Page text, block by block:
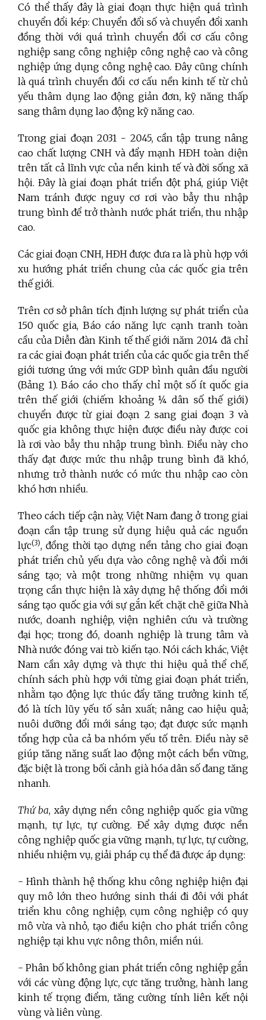
Có thể thấy đây là giai đoạn thực hiện quá trình
chuyển đổi kép: Chuyển đổi số và chuyển đổi xanh
đồng thời với quá trình chuyển đổi cơ cấu công
nghiệp sang công nghiệp công nghệ cao và công
nghiệp ứng dụng công nghệ cao.Đây cũng chính
là quá trình chuyển đổi cơ cấu nền kinh tế từ chủ
yếu thâm dụng lao động giản đơn, kỹ năng thấp
sang thâm dụng lao động kỹ năng cao.
Trong giai đoạn 2031 - 2045, cần tập trung nâng
cao chất lượng CNH và đẩy mạnh HĐH toàn diện
trên tất cả lĩnh vực của nền kinh tế và đời sống xã
hội. Đây là giai đoạn phát triển đột phá, giúp Việt
Nam tránh được nguy cơ rơi vào bẫy thu nhập
trung bình để trở thành nước phát triển, thu nhập
cao.
Các giai đoạn CNH, HĐH được đưa ra là phù hợp với
xu hướng phát triển chung của các quốc gia trên
thế giới.
Trên cơ sở phân tích định lượng sự phát triển của
150 quốc gia, Báo cáo năng lực cạnh tranh toàn
cầu của Diễn đàn Kinh tế thế giới năm 2014 đã chỉ
ra các giai đoạn phát triển của các quốc gia trên thế
giới tương ứng với mức GDP bình quân đầu người
(Bảng 1). Báo cáo cho thấy chỉ một số ít quốc gia
trên thế giới (chiếm khoảng ¼ dân số thế giới)
chuyển được từ giai đoạn 2 sang giai đoạn 3 và
quốc gia không thực hiện được điều này được coi
là rơi vào bẫy thu nhập trung bình. Điều này cho
thấy đạt được mức thu nhập trung bình đã khó,
nhưng trở thành nước có mức thu nhập cao còn
khó hơn nhiều.
Theo cách tiếp cận này, Việt Nam đang ở trong giai
đoạn cần tập trung sử dụng hiệu quả các nguồn
lực(3), đồng thời tạo dựng nền tảng cho giai đoạn
phát triển chủ yếu dựa vào công nghệ và đổi mới
sáng tạo; và một trong những nhiệm vụ quan
trọng cần thực hiện là xây dựng hệ thống đổi mới
sáng tạo quốc gia với sự gắn kết chặt chẽ giữa Nhà
nước, doanh nghiệp, viện nghiên cứu và trường
đại học; trong đó, doanh nghiệp là trung tâm và
Nhà nước đóng vai trò kiến tạo. Nói cách khác, Việt
Nam cần xây dựng và thực thi hiệu quả thể chế,
chính sách phù hợp với từng giai đoạn phát triển,
nhằm tạo động lực thúc đẩy tăng trưởng kinh tế,
đó là tích lũy yếu tố sản xuất; nâng cao hiệu quả;
nuôi dưỡng đổi mới sáng tạo; đạt được sức mạnh
tổng hợp của cả ba nhóm yếu tố trên. Điều này sẽ
giúp tăng năng suất lao động một cách bền vững,
đặc biệt là trong bối cảnh già hóa dân số đang tăng
nhanh.
Thứ ba, xây dựng nền công nghiệp quốc gia vững
mạnh, tự lực, tự cường. Để xây dựng được nền
công nghiệp quốc gia vững mạnh, tự lực, tự cường,
nhiều nhiệm vụ, giải pháp cụ thể đã được áp dụng:
- Hình thành hệ thống khu công nghiệp hiện đại
quy mô lớn theo hướng sinh thái đi đôi với phát
triển khu công nghiệp, cụm công nghiệp có quy
mô vừa và nhỏ, tạo điều kiện cho phát triển công
nghiệp tại khu vực nông thôn, miền núi.
- Phân bố không gian phát triển công nghiệp gắn
với các vùng động lực, cực tăng trưởng, hành lang
kinh tế trọng điểm, tăng cường tính liên kết nội
vùng và liên vùng.